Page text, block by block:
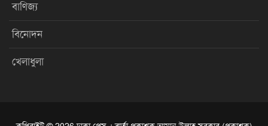
বাণিজ্য
বিনোদন
খেলাধুলা